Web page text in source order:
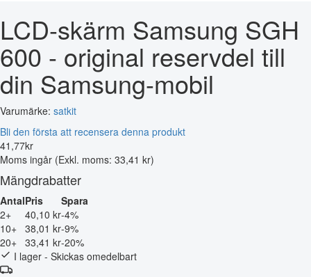
LCD-skärm Samsung SGH
600 - original reservdel till
din Samsung-mobil
Varumärke: satkit
Bli den första att recensera denna produkt
41 ,77kr
Moms ingår (Exkl. moms: 33,41 kr)
Mängdrabatter
AntalPris
Spara
2+
40,10 kr-4%
10+ 38,01 kr-9%
20+ 33,41 kr-20%
I lager - Skickas omedelbart